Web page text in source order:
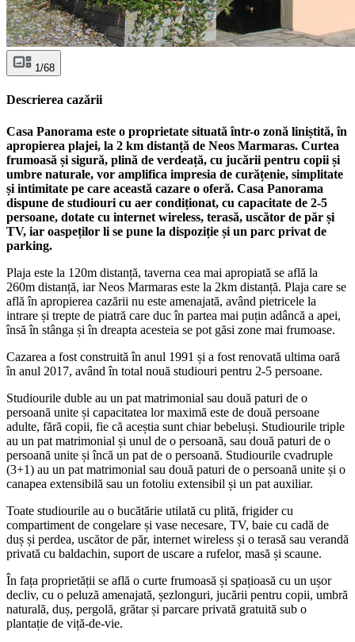
1/68
Descrierea cazării
Casa Panorama este o proprietate situată într-o zonă liniștită, în
apropierea plajei, la 2 km distanță de Neos Marmaras. Curtea
frumoasă și sigură, plină de verdeață, cu jucării pentru copii și
umbre naturale, vor amplifica impresia de curățenie, simplitate
și intimitate pe care această cazare o oferă. Casa Panorama
dispune de studiouri cu aer condiționat, cu capacitate de 2-5
persoane, dotate cu internet wireless, terasă, uscător de păr și
TV, iar oaspeților li se pune la dispoziție și un parc privat de
parking.
Plaja este la 120m distanță, taverna cea mai apropiată se află la
260m distanță, iar Neos Marmaras este la 2km distanță. Plaja care se
află în apropierea cazării nu este amenajată, având pietricele la
intrare și trepte de piatră care duc în partea mai puțin adâncă a apei,
însă în stânga și în dreapta acesteia se pot găsi zone mai frumoase.
Cazarea a fost construită în anul 1991 și a fost renovată ultima oară
în anul 2017, având în total nouă studiouri pentru 2-5 persoane.
Studiourile duble au un pat matrimonial sau două paturi de o
persoană unite și capacitatea lor maximă este de două persoane
adulte, fără copii, fie că aceștia sunt chiar bebeluși. Studiourile triple
au un pat matrimonial și unul de o persoană, sau două paturi de o
persoană unite și încă un pat de o persoană. Studiourile cvadruple
(3+1) au un pat matrimonial sau două paturi de o persoană unite și o
canapea extensibilă sau un fotoliu extensibil și un pat auxiliar.
Toate studiourile au o bucătărie utilată cu plită, frigider cu
compartiment de congelare și vase necesare, TV, baie cu cadă de
duș și perdea, uscător de păr, internet wireless și o terasă sau verandă
privată cu baldachin, suport de uscare a rufelor, masă și scaune.
În fața proprietății se află o curte frumoasă și spațioasă cu un ușor
decliv, cu o peluză amenajată, șezlonguri, jucării pentru copii, umbră
naturală, duș, pergolă, grătar și parcare privată gratuită sub o
plantație de viță-de-vie.